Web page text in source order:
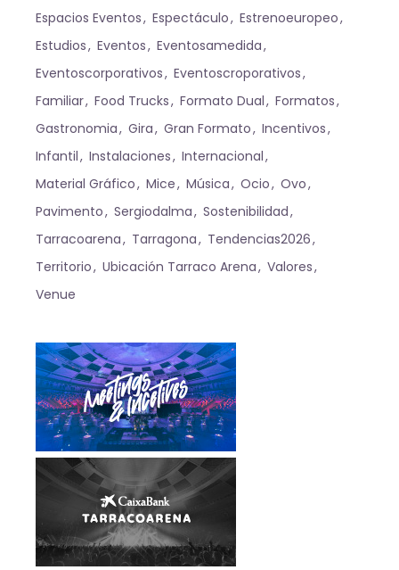
Espacios Eventos
Espectáculo
Estrenoeuropeo
Estudios
Eventos
Eventosamedida
Eventoscorporativos
Eventoscroporativos
Familiar
Food Trucks Formato Dual
Formatos
Gastronomia
Gira Gran Formato
Incentivos
Infantil
Instalaciones
Internacional
Material Gráfico
Mice Música Ocio
Ovo
Pavimento
Sergiodalma
Sostenibilidad
Tarracoarena
Tarragona
Tendencias2026
Territorio
Ubicación Tarraco Arena
Valores
Venue